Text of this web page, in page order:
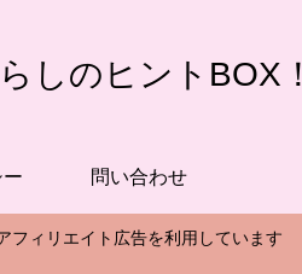
しのヒントBOX！
問い合わせ
フィリエイト広告を利用しています